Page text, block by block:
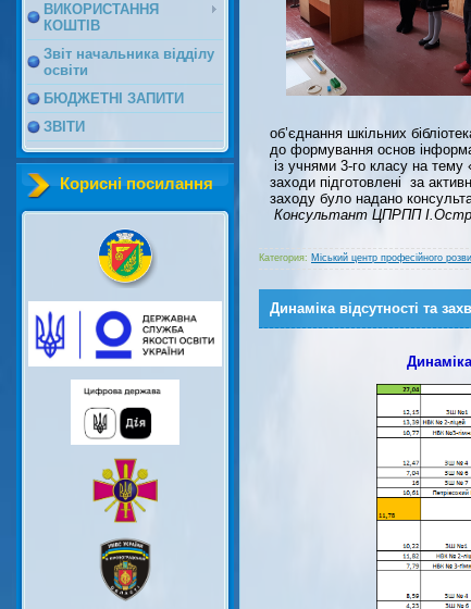
ВИКОРИСТАННЯ
КОШТІВ
Звіт начальника відділу
освіти
БЮДЖЕТНІ ЗАПИТИ
ЗВІТИ
Корисні посилання
об’єднання шкільних
до формування основ
із учнями 3-го класу на тему
заходи підготовлені за
заходу було надано
Консультант ЦПРПП
Категория: Міський центр професійного
Динаміка відсутності та